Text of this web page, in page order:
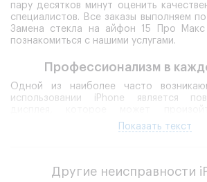
пару десятков минут оценить
специалистов. Все заказы выполняем
Замена стекла на айфон 15 Про
познакомиться с нашими услугами.
Профессионализм в
Одной из наиболее часто
использовании iPhone является
физического воздействия. Результат -
разбился, но повреждения только
по которым
на iPhone 15 Pro Max – это
Показать текст
Другие неисправности